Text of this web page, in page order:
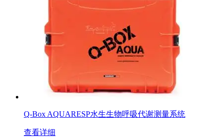
Q-Box AQUARESP水生生物呼吸代谢测量系统
查看详细